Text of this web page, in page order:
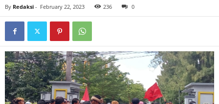
By Redaksi - February 22, 2023 236 0